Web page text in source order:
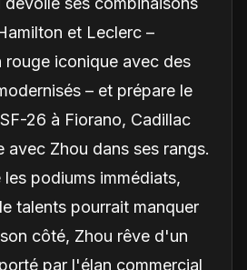
et Leclerc –
rouge iconique avec des
– et prépare le
26 à Fiorano, Cadillac
avec Zhou dans ses rangs.
les podiums immédiats,
talents pourrait manquer
côté, Zhou rêve d'un
par l'élan commercial